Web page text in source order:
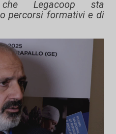
Legacoop sta
percorsi formativi e di